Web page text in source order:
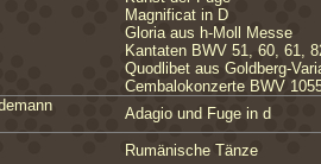
Magnificat in D
Gloria aus h-Moll Messe
Kantaten BWV 51, 60, 61,
Quodlibet aus Goldberg-
Cembalokonzerte BWV
Adagio und Fuge in d
Rumänische Tänze